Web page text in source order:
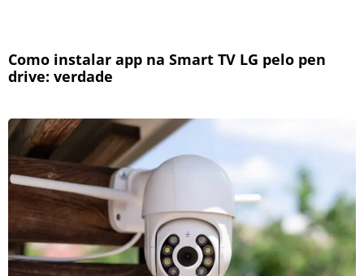
Como instalar app na Smart TV LG pelo pen
drive: verdade